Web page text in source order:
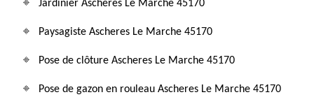
Jardinier Ascheres Le Marche 45170
Paysagiste Ascheres Le Marche 45170
Pose de clôture Ascheres Le Marche 45170
Pose de gazon en rouleau Ascheres Le Marche 45170